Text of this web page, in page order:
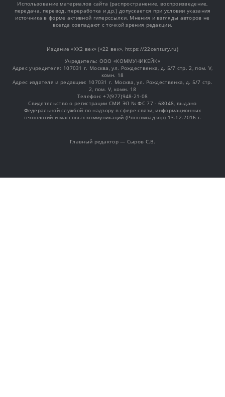
Использование материалов сайта (распространение, воспроизведение,
передача, перевод, переработка и др.) допускается при условии указания
источника в форме активной гиперссылки. Мнения и взгляды авторов не
всегда совпадают с точкой зрения редакции.
Издание «XX2 век» («22 век», https://22century.ru)
Учредитель: OOO «КОММУНИКЕЙК»
Адрес учредителя: 107031 г. Москва, ул. Рождественка, д. 5/7 стр. 2, пом. V,
комн. 18
Адрес издателя и редакции: 107031 г. Москва, ул. Рождественка, д. 5/7 стр.
2, пом. V, комн. 18
Телефон: +7(977)948-21-08
Свидетельство о регистрации СМИ ЭЛ № ФС 77 - 68048, выдано
Федеральной службой по надзору в сфере связи, информационных
технологий и массовых коммуникаций (Роскомнадзор) 13.12.2016 г.
Главный редактор — Сыров С.В.